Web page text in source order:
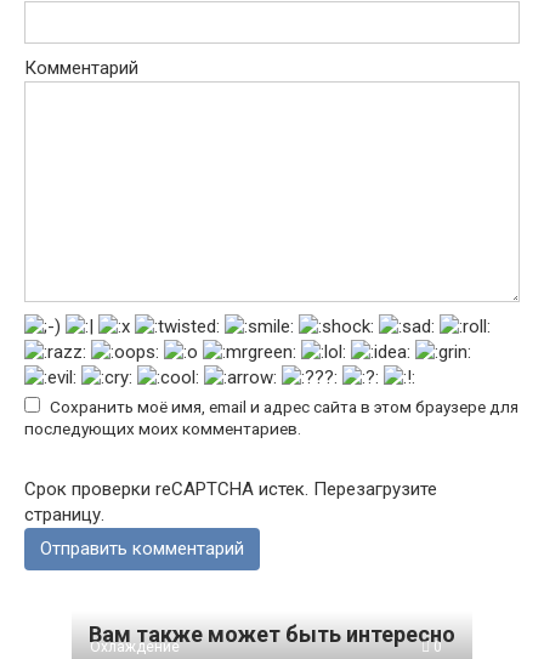
Комментарий
Сохранить моё имя, email и адрес сайта в этом браузере для
последующих моих комментариев.
Срок проверки reCAPTCHA истек. Перезагрузите
страницу.
Вам также может быть интересно
Охлаждение 0